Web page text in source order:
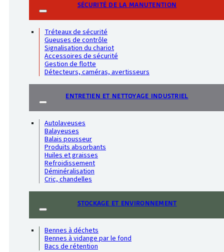
SÉCURITÉ DE LA MANUTENTION
Tréteaux de sécurité
Gueuses de contrôle
Signalisation du chariot
Accessoires de sécurité
Gestion de flotte
Détecteurs, caméras, avertisseurs
ENTRETIEN ET NETTOYAGE INDUSTRIEL
Autolaveuses
Balayeuses
Balais pousseur
Produits absorbants
Huiles et graisses
Refroidissement
Déminéralisation
Cric, chandelles
STOCKAGE ET ENVIRONNEMENT
Bennes à déchets
Bennes à vidange par le fond
Bacs de rétention